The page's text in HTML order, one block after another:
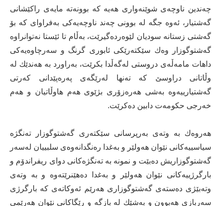
چەندین ناوچەی شوێنەواری هەیە كە بوونەتە مایەی راكێشانی
گەشتیار، ئەوە جگە لە بوونی چەند ناوچەیەكی بەفراوای كە بۆ
گەشتی زستانە سودیان لێوەردەگیرێت، بەڵام تا ئێستا نەتوانراوە
گەشتوگوزار وەك سێكتەرێكی ئابوری گرنگ و سەرچاوەیەكی
داهات مامەڵەی دروستی لەگەڵدا بكرێت، بەراورد بە هەندێك لە
وڵاتانی دراوسێ‌ كە تەنها لەرێگەی پەرەپێدانی كەرتی
گەشتیارییەوە بەشی هەرەزۆری بژێوی هەم هاوڵاتیان و هەم
خەرجی حكومەت دابین دەكرێت.
هەروەك بە وتەی بەرپرسانی سێكتەری گەشتوگوزار تەنگژە
سیاسییەكانی نێوان هەولێر و بەغدا رەنگدانەوەی سلبییان لەسەر
گەشتوگوزاریش دەبێت و نمونە بە تەنگژەكانی دوای ریفراندۆم و
بارگرژییەكانی نێوان هەولێر و بەغدا دەهێنرێتەوە و بە وتەی
وتەبێژی دەستەی گەشتوگوزاری هەرێم ئەوكاتەی كە بارگرژی
سەربازی هەبوون و بەشێك لە بازگە و رێگاكانی نێوان هەرێمی